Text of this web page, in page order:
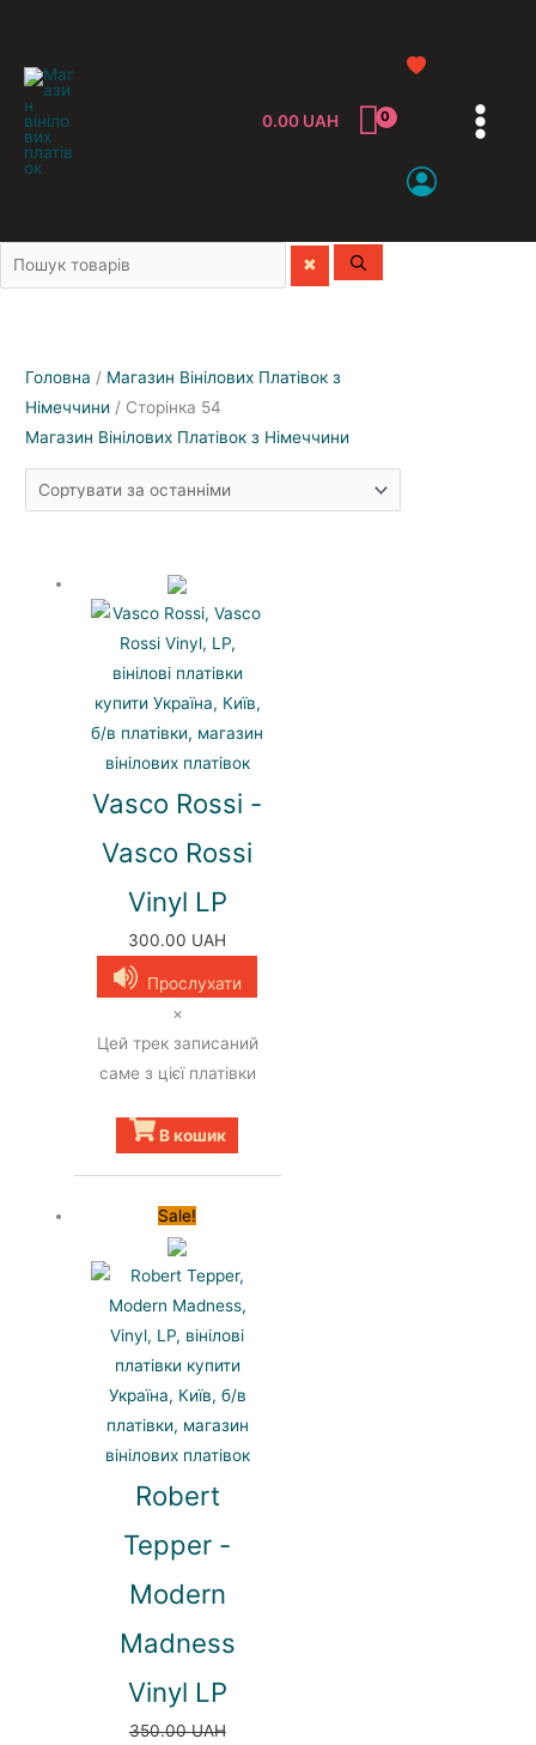
0.00 UAH
Головна / Магазин Вінілових Платівок з
Німеччини / Сторінка 54
Магазин Вінілових Платівок з Німеччини
Vasco Rossi -
Vasco Rossi
Vinyl LP
300.00 UAH
Прослухати
×
Цей трек записаний
саме з цієї платівки
В кошик
Sale!
Robert
Tepper -
Modern
Madness
Vinyl LP
350.00UAH
Усі жанри
Jazz&Blues
Rock
Soundtrack